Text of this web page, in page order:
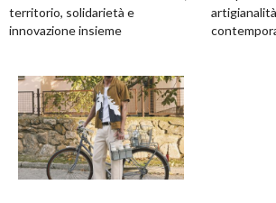
territorio, solidarietà e
innovazione insieme